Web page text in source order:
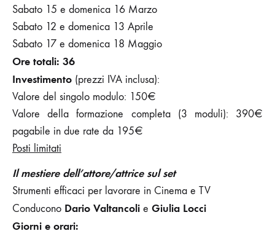
Sabato 15 e domenica 16 Marzo
Sabato 12 e domenica 13 Aprile
Sabato 17 e domenica 18 Maggio
Ore totali: 36
Investimento (prezzi IVA inclusa):
Valore del singolo modulo: 150€
Valore della formazione completa (3 moduli): 390€
pagabile in due rate da 195€
Posti limitati
Il mestiere dell’attore/attrice sul set
Strumenti efficaci per lavorare in Cinema e TV
Conducono Dario Valtancoli e Giulia Locci
Giorni e orari: